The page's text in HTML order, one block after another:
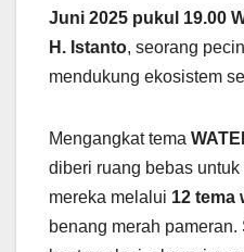
Juni 2025 pukul 19.00
H. Istanto, seorang
mendukung ekosistem
Mengangkat tema
diberi ruang bebas
mereka melalui 12 tema
benang merah